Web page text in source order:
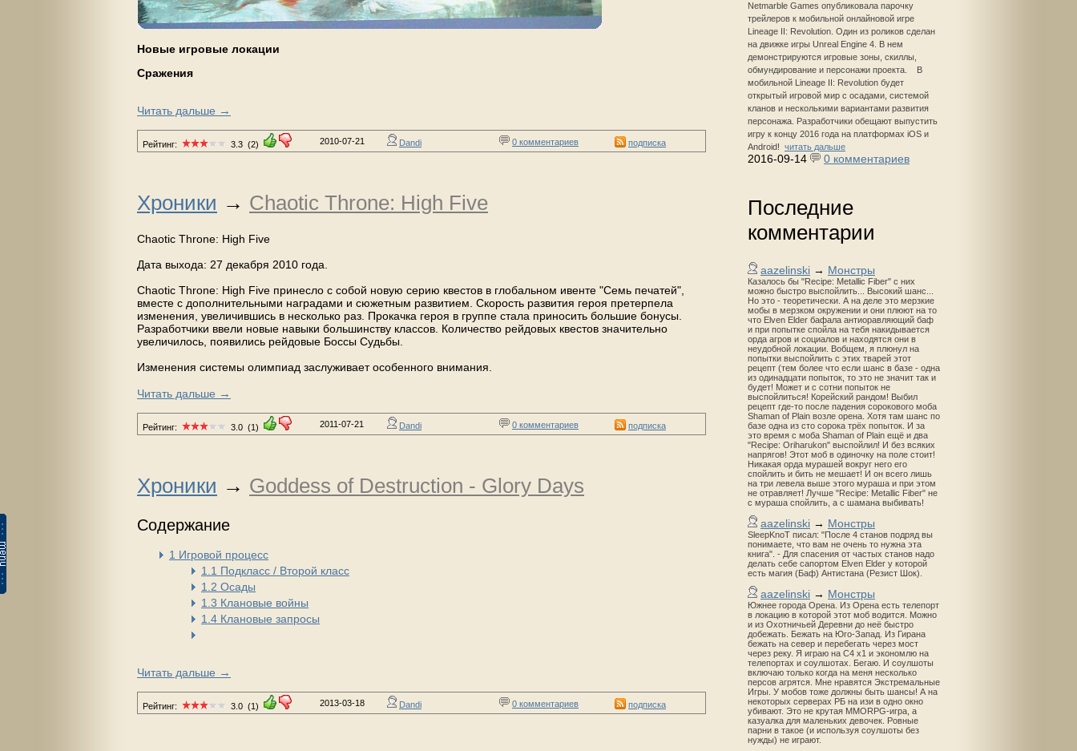
Netmarble Games опубликовала парочку
трейлеров к мобильной онлайновой игре
Lineage II: Revolution. Один из роликов сделан
на движке игры Unreal Engine 4. В нем
демонстрируются игровые зоны, скиллы,
обмундирование и персонажи проекта. В
мобильной Lineage II: Revolution будет
открытый игровой мир с осадами, системой
кланов и несколькими вариантами развития
персонажа. Разработчики обещают выпустить
игру к концу 2016 года на платформах iOS и
Android! читать дальше
2016-09-14 0 комментариев
Последние
комментарии
aazelinski → Монстры
Казалось бы "Recipe: Metallic Fiber" с них
можно быстро выспойлить... Высокий шанс...
Но это - теоретически. А на деле это мерзкие
мобы в мерзком окружении и они плюют на то
что Elven Elder бафала антиоравляющий баф
и при попытке спойла на тебя накидывается
орда агров и социалов и находятся они в
неудобной локации. Вобщем, я плюнул на
попытки выспойлить с этих тварей этот
рецепт (тем более что если шанс в базе - одна
из одинадцати попыток, то это не значит так и
будет! Может и с сотни попыток не
выспойлиться! Корейский рандом! Выбил
рецепт где-то после падения сорокового моба
Shaman of Plain возле орена. Хотя там шанс по
базе одна из сто сорока трёх попыток. И за
это время с моба Shaman of Plain ещё и два
"Recipe: Oriharukon" выспойлил! И без всяких
напрягов! Этот моб в одиночку на поле стоит!
Никакая орда мурашей вокруг него его
спойлить и бить не мешает! И он всего лишь
на три левела выше этого мураша и при этом
не отравляет! Лучше "Recipe: Metallic Fiber" не
с мураша спойлить, а с шамана выбивать!
aazelinski → Монстры
SleepKnoT писал: "После 4 станов подряд вы
понимаете, что вам не очень то нужна эта
книга". - Для спасения от частых станов надо
делать себе сапортом Elven Elder у которой
есть магия (Баф) Антистана (Резист Шок).
aazelinski → Монстры
Южнее города Орена. Из Орена есть телепорт
в локацию в которой этот моб водится. Можно
и из Охотничьей Деревни до неё быстро
добежать. Бежать на Юго-Запад. Из Гирана
бежать на север и перебегать через мост
через реку. Я играю на С4 х1 и экономлю на
телепортах и соулшотах. Бегаю. И соулшоты
включаю только когда на меня несколько
персов агрятся. Мне нравятся Экстремальные
Игры. У мобов тоже должны быть шансы! А на
некоторых серверах РБ на изи в одно окно
убивают. Это не крутая MMORPG-игра, а
казуалка для маленьких девочек. Ровные
парни в такое (и используя соулшоты без
нужды) не играют.
Новые игровые локации
Сражения
Читать дальше →
Рейтинг: 3.3 (2) 2010-07-21 Dandi 0 комментариев подписка
Хроники → Chaotic Throne: High Five
Chaotic Throne: High Five
Дата выхода: 27 декабря 2010 года.
Chaotic Throne: High Five принесло с собой новую серию квестов в глобальном ивенте "Семь печатей",
вместе с дополнительными наградами и сюжетным развитием. Скорость развития героя претерпела
изменения, увеличившись в несколько раз. Прокачка героя в группе стала приносить большие бонусы.
Разработчики ввели новые навыки большинству классов. Количество рейдовых квестов значительно
увеличилось, появились рейдовые Боссы Судьбы.
Изменения системы олимпиад заслуживает особенного внимания.
Читать дальше →
Рейтинг: 3.0 (1) 2011-07-21 Dandi 0 комментариев подписка
Хроники → Goddess of Destruction - Glory Days
Содержание
1 Игровой процесс
1.1 Подкласс / Второй класс
1.2 Осады
1.3 Клановые войны
1.4 Клановые запросы
Читать дальше →
Рейтинг: 3.0 (1) 2013-03-18 Dandi 0 комментариев подписка